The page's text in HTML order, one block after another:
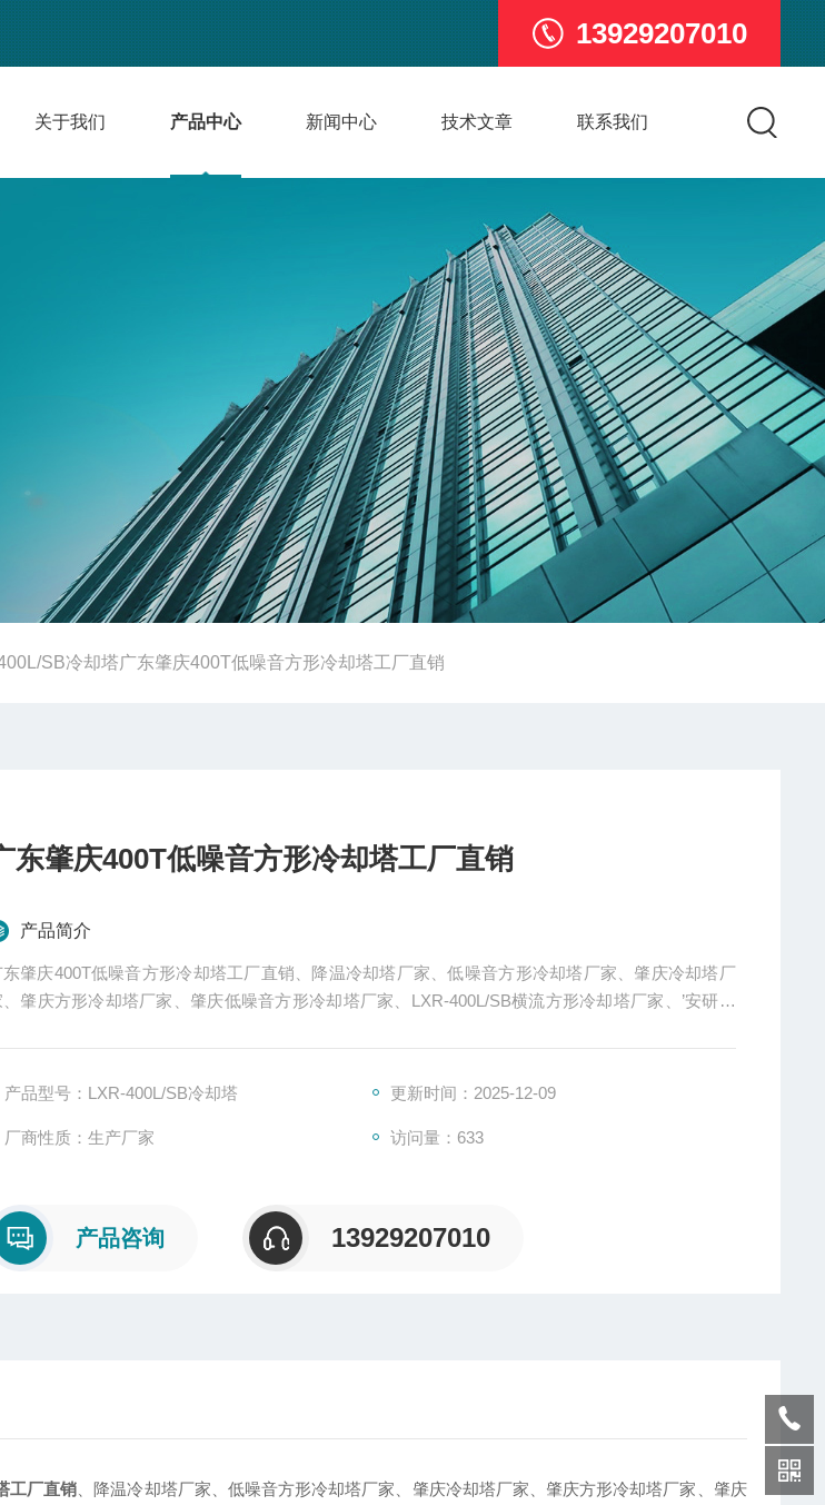
13929207010
关于我们 产品中心 新闻中心 技术文章 联系我们
400L/SB冷却塔广东肇庆400T低噪音方形冷却塔工厂直销
东肇庆400T低噪音方形冷却塔工厂直销
产品简介
东肇庆400T低噪音方形冷却塔工厂直销、降温冷却塔厂家、低噪音方形冷却塔厂家、肇庆冷却塔厂
、肇庆方形冷却塔厂家、肇庆低噪音方形冷却塔厂家、LXR-400L/SB横流方形冷却塔厂家、’安研牌
产品型号：LXR-400L/SB冷却塔 更新时间：2025-12-09
厂商性质：生产厂家 访问量：633
产品咨询 13929207010
工厂直销 、降温冷却塔厂家、低噪音方形冷却塔厂家、肇庆冷却塔厂家、肇庆方形冷却塔厂家、肇庆